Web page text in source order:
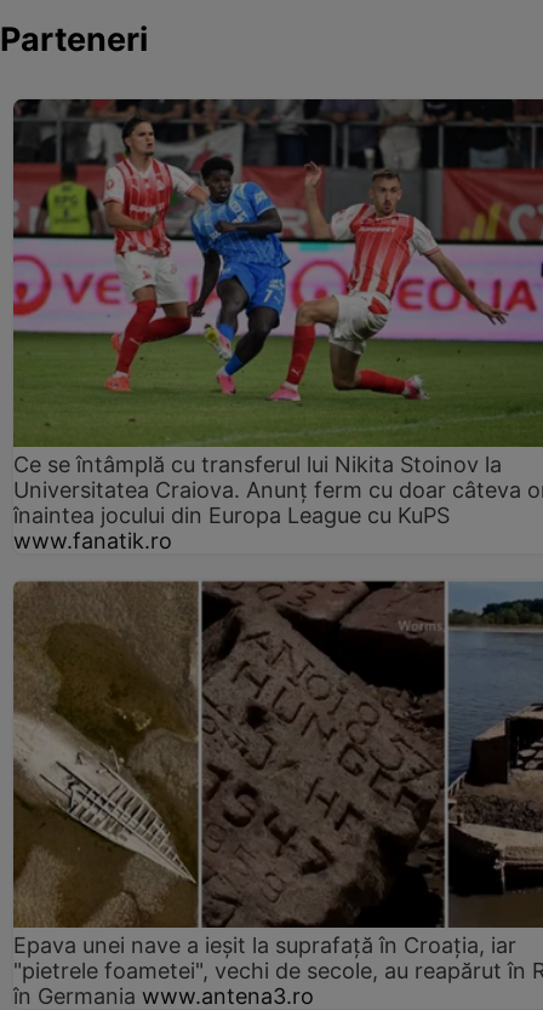
Parteneri
Ce se întâmplă cu transferul lui Nikita Stoinov la
Universitatea Craiova. Anunț ferm cu doar câteva
înaintea jocului din Europa League cu KuPS
www.fanatik.ro
Epava unei nave a ieșit la suprafață în Croația, iar
"pietrele foametei", vechi de secole, au reapărut în
în Germania www.antena3.ro